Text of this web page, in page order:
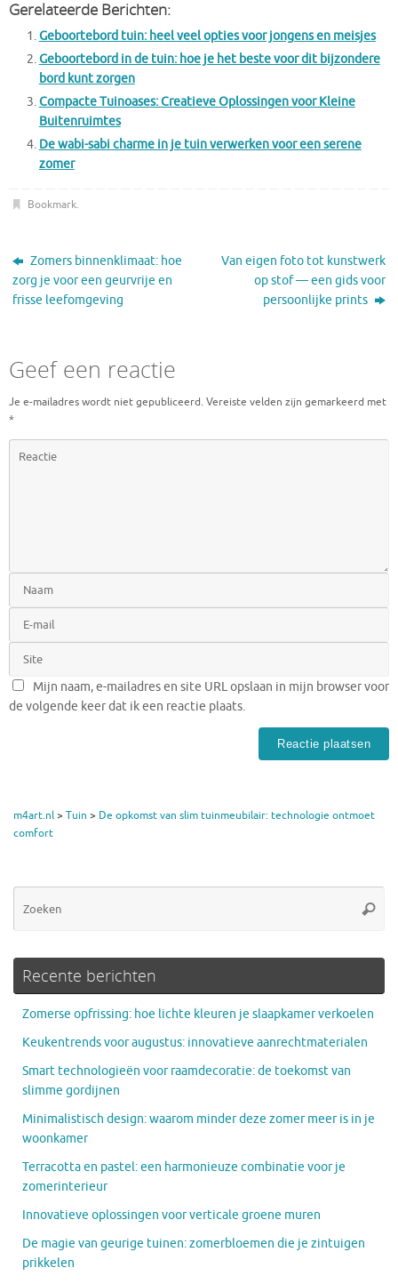
Gerelateerde Berichten:
Geboortebord tuin: heel veel opties voor jongens en meisjes
Geboortebord in de tuin: hoe je het beste voor dit bijzondere
bord kunt zorgen
Compacte Tuinoases: Creatieve Oplossingen voor Kleine
Buitenruimtes
De wabi-sabi charme in je tuin verwerken voor een serene
zomer
Bookmark.
Zomers binnenklimaat: hoe
zorg je voor een geurvrije en
frisse leefomgeving
Van eigen foto tot kunstwerk
op stof — een gids voor
persoonlijke prints
Geef een reactie
Je e-mailadres wordt niet gepubliceerd. Vereiste velden zijn gemarkeerd met
*
Mijn naam, e-mailadres en site URL opslaan in mijn browser voor
de volgende keer dat ik een reactie plaats.
m4art.nl>Tuin > De opkomst van slim tuinmeubilair: technologie ontmoet
comfort
Recente berichten
Zomerse opfrissing: hoe lichte kleuren je slaapkamer verkoelen
Keukentrends voor augustus: innovatieve aanrechtmaterialen
Smart technologieën voor raamdecoratie: de toekomst van
slimme gordijnen
Minimalistisch design: waarom minder deze zomer meer is in je
woonkamer
Terracotta en pastel: een harmonieuze combinatie voor je
zomerinterieur
Innovatieve oplossingen voor verticale groene muren
De magie van geurige tuinen: zomerbloemen die je zintuigen
prikkelen